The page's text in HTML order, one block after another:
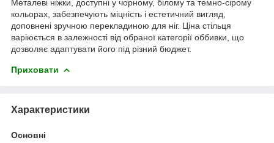
Металеві ніжки, доступні у чорному, білому та темно-сірому
кольорах, забезпечують міцність і естетичний вигляд,
доповнені зручною перекладиною для ніг. Ціна стільця
варіюється в залежності від обраної категорії оббивки, що
дозволяє адаптувати його під різний бюджет.
Приховати
Характеристики
Основні